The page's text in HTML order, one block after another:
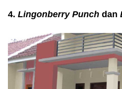
4. Lingonberry Punch dan